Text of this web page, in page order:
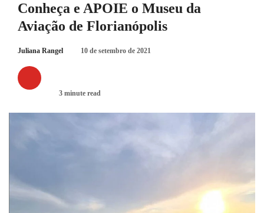
Conheça e APOIE o Museu da
Aviação de Florianópolis
Juliana Rangel 10 de setembro de 2021
3 minute read